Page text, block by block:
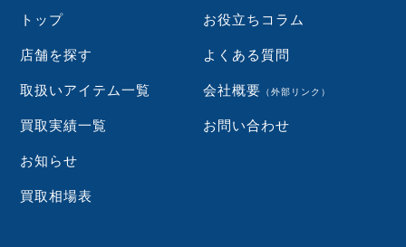
トップ
店舗を探す
取扱いアイテム一覧
買取実績一覧
お知らせ
買取相場表
お役立ちコラム
よくある質問
会社概要 （外部リンク）
お問い合わせ